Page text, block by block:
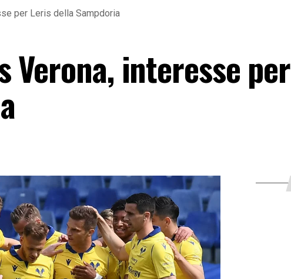
per Leris della Sampdoria
Verona, interesse per